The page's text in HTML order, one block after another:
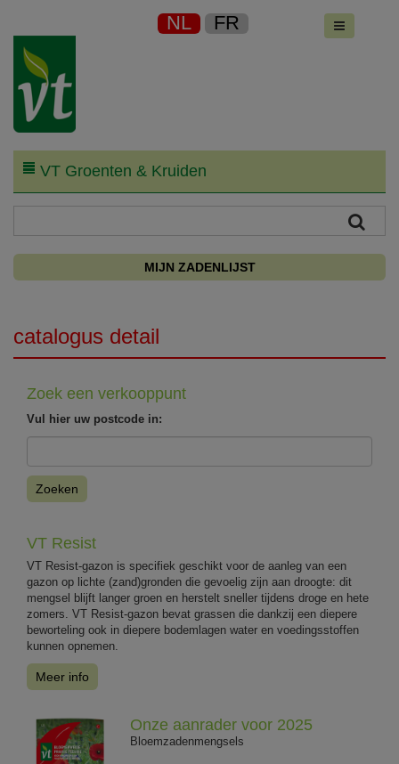
NL FR
VT Groenten & Kruiden
MIJN ZADENLIJST
catalogus detail
Zoek een verkooppunt
Vul hier uw postcode in:
Zoeken
VT Resist
VT Resist-gazon is specifiek geschikt voor de aanleg van een
gazon op lichte (zand)gronden die gevoelig zijn aan droogte: dit
mengsel blijft langer groen en herstelt sneller tijdens droge en hete
zomers. VT Resist-gazon bevat grassen die dankzij een diepere
beworteling ook in diepere bodemlagen water en voedingsstoffen
kunnen opnemen.
Meer info
Onze aanrader voor 2025
Bloemzadenmengsels